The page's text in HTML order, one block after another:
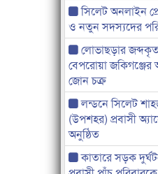
সিলেট অনলাইন
ও নতুন সদস্যদের
লোভাছড়ার
বেপরোয়া জকিগঞ্জের
জোন চক্র
লন্ডনে সিলেট
(উপশহর) প্রবাসী
অনুষ্ঠিত
কাতারে সড়ক